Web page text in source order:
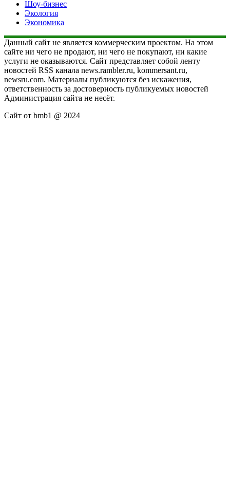
Шоу-бизнес
Экология
Экономика
Данный сайт не является коммерческим проектом. На этом
сайте ни чего не продают, ни чего не покупают, ни какие
услуги не оказываются. Сайт представляет собой ленту
новостей RSS канала news.rambler.ru, kommersant.ru,
newsru.com. Материалы публикуются без искажения,
ответственность за достоверность публикуемых новостей
Администрация сайта не несёт.
Сайт от bmb1 @ 2024